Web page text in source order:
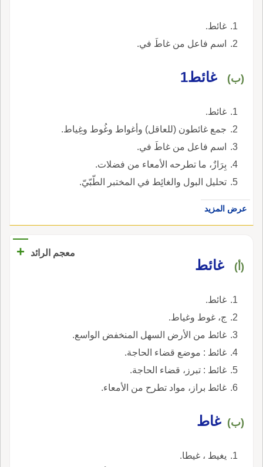
غائط.
اسم فاعل من غاطَ في.
(ب) غائط1
غائط.
جمع غائطون (للعاقل) وأغواط وغُوط وغِياط.
اسم فاعل من غاطَ في.
بِرَازٌ، ما تطرحه الأمعاء من فضلات.
تحليل البول والغائِط في المختبر الطّبّيّ.
عرض المزيد
معجم الرائد +
(أ) غائط
غائط.
ج، غوط وغياط.
غائط من الأرض السهل المنخفض الواسع.
غائط : موضع قضاء الحاجة.
غائط : تبرز، قضاء الحاجة.
غائط براز، مواد تطرح من الأمعاء.
(ب) غاط
يغيط ، غيطا.